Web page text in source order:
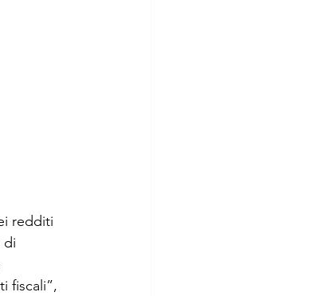
redditi
di
fiscali”,